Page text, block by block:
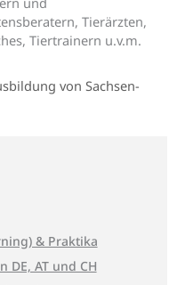
Tierärzten,
Tiertrainern u.v.m.
von Sachsen-
& Praktika
DE, AT und CH